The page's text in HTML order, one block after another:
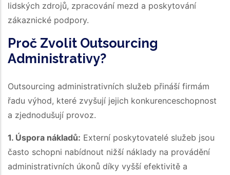
lidských zdrojů, zpracování mezd a poskytování
zákaznické podpory.
Proč Zvolit Outsourcing
Administrativy?
Outsourcing administrativních služeb přináší firmám
řadu výhod, které zvyšují jejich konkurenceschopnost
a zjednodušují provoz.
1. Úspora nákladů: Externí poskytovatelé služeb jsou
často schopni nabídnout nižší náklady na provádění
administrativních úkonů díky vyšší efektivitě a